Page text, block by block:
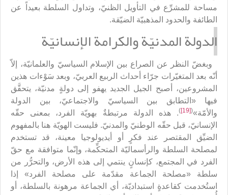
مساحة للمشرِّع في التأويل الظنيّ، وتداول السلطة بعيداً عن
الطائفة والحدود المذهبيّة الضيّقة.
الدولة المدنيّة والكرامة الإنسانيّة
وبغضّ النظر عن الصراع بين الإسلام السياسيّ والعلمانيّة، إلاّ
أنّه بعد المتغيّرات جرّاء أحداث الربيع العربيّ، وبعد سَوْءات هذين
المشروعين، أصبح الجيل الجديد يهفو إلى دولةٍ مدنيّة، يتحقَّق
فيها «التطابق بين السياسيّ والاجتماعيّ، بين الدولة
والأمّة»(
[19]
). هذه الدولة مرتبطةٌ بهويّة الفرد، بمعنى حقّه
الإنسانيّ، قبل حقّه الوطنيّ والمدنيّ. فليست الهويّة هنا بالمفهوم
الضيِّق المقتصر عند فكرٍ أو أيديولوجيا معينة، قد تستخدم
لمصلحة السلطة والرأسماليّة المتحكِّمة، وإنّما متوافقة مع حقّ
الفرد في المجتمع، كإنسانٍ ينتمي إلى هذه الأرض، والتحرُّر من
سلطة «مصلحة الجماعة مقدّمة على مصلحة الفرد» إذا
استُخدمت كقاعدةٍ استبداديّة، أي الجماعة مرهونة بالسلطة، أو